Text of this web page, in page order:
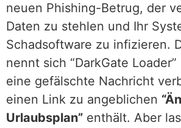
neuen Phishing-Betrug, der
Daten zu stehlen und Ihr
Schadsoftware zu infizieren.
nennt sich “DarkGate
eine gefälschte Nachricht
einen Link zu angeblichen
Urlaubsplan” enthält. Aber